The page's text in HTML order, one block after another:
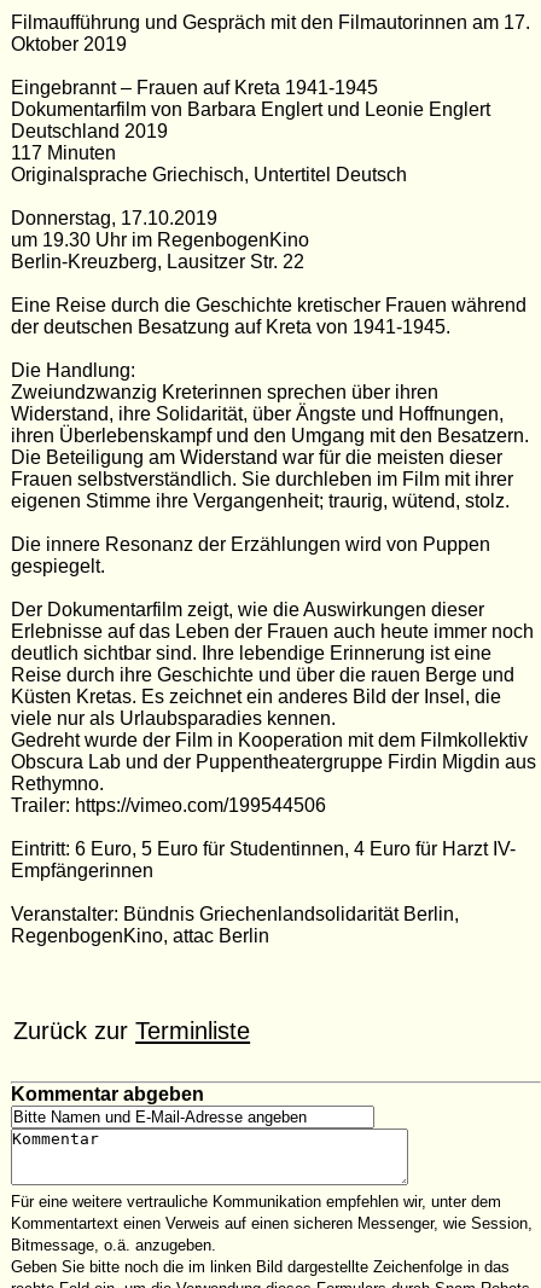
Filmaufführung und Gespräch mit den Filmautorinnen am 17.
Oktober 2019
Eingebrannt – Frauen auf Kreta 1941-1945
Dokumentarfilm von Barbara Englert und Leonie Englert
Deutschland 2019
117 Minuten
Originalsprache Griechisch, Untertitel Deutsch
Donnerstag, 17.10.2019
um 19.30 Uhr im RegenbogenKino
Berlin-Kreuzberg, Lausitzer Str. 22
Eine Reise durch die Geschichte kretischer Frauen während
der deutschen Besatzung auf Kreta von 1941-1945.
Die Handlung:
Zweiundzwanzig Kreterinnen sprechen über ihren
Widerstand, ihre Solidarität, über Ängste und Hoffnungen,
ihren Überlebenskampf und den Umgang mit den Besatzern.
Die Beteiligung am Widerstand war für die meisten dieser
Frauen selbstverständlich. Sie durchleben im Film mit ihrer
eigenen Stimme ihre Vergangenheit; traurig, wütend, stolz.
Die innere Resonanz der Erzählungen wird von Puppen
gespiegelt.
Der Dokumentarfilm zeigt, wie die Auswirkungen dieser
Erlebnisse auf das Leben der Frauen auch heute immer noch
deutlich sichtbar sind. Ihre lebendige Erinnerung ist eine
Reise durch ihre Geschichte und über die rauen Berge und
Küsten Kretas. Es zeichnet ein anderes Bild der Insel, die
viele nur als Urlaubsparadies kennen.
Gedreht wurde der Film in Kooperation mit dem Filmkollektiv
Obscura Lab und der Puppentheatergruppe Firdin Migdin aus
Rethymno.
Trailer: https://vimeo.com/199544506
Eintritt: 6 Euro, 5 Euro für Studentinnen, 4 Euro für Harzt IV-
Empfängerinnen
Veranstalter: Bündnis Griechenlandsolidarität Berlin,
RegenbogenKino, attac Berlin
Zurück zurTerminliste
Kommentar abgeben
Für eine weitere vertrauliche Kommunikation empfehlen wir, unter dem
Kommentartext einen Verweis auf einen sicheren Messenger, wie Session,
Bitmessage, o.ä. anzugeben.
Geben Sie bitte noch die im linken Bild dargestellte Zeichenfolge in das